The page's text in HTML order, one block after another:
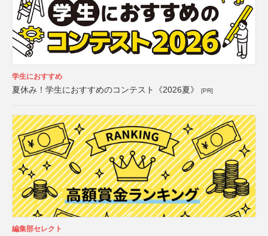
学生におすすめ
夏休み！学生におすすめのコンテスト《2026夏》 [PR]
編集部セレクト